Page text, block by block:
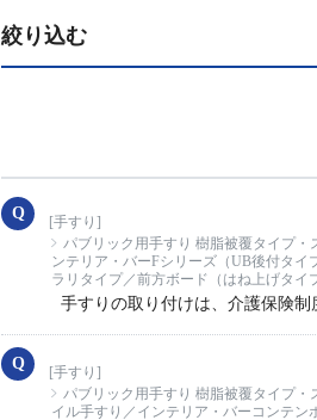
絞り込む
[手すり]
パブリック用手すり 樹脂被覆タイプ
ンテリア・バーFシリーズ（UB後付タ
ラリタイプ／前方ボード（はね上げタイ
手すりの取り付けは、介護保険制
[手すり]
パブリック用手すり 樹脂被覆タイプ
イル手すり／インテリア・バーコンテ